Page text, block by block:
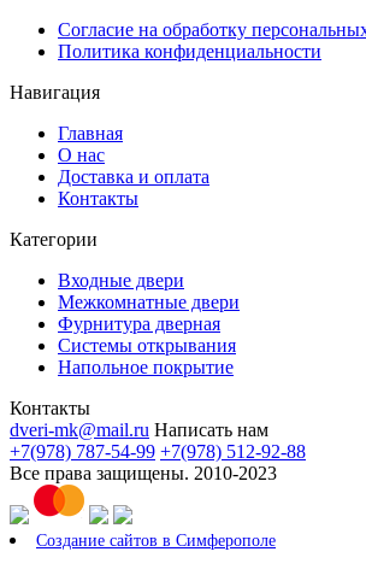
Согласие на обработку
Политика конфиденциальности
Навигация
Главная
О нас
Доставка и оплата
Контакты
Категории
Входные двери
Межкомнатные двери
Фурнитура дверная
Системы открывания
Напольное покрытие
Контакты
dveri-mk@mail.ru Написать нам
+7(978) 787-54-99 +7(978) 512-92-88
Все права защищены. 2010-2023
Создание сайтов в Симферополе